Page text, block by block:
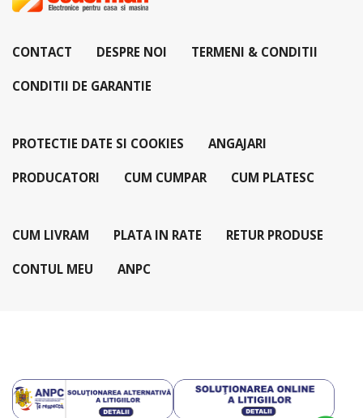
CONTACT DESPRE NOI TERMENI & CONDITII
CONDITII DE GARANTIE
PROTECTIE DATE SI COOKIES ANGAJARI
PRODUCATORI CUM CUMPAR CUM PLATESC
CUM LIVRAM PLATA IN RATE RETUR PRODUSE
CONTUL MEU ANPC